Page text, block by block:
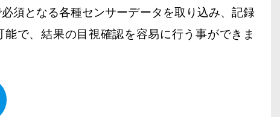
須となる各種センサーデータを取り込み、記録
で、結果の目視確認を容易に行う事ができま